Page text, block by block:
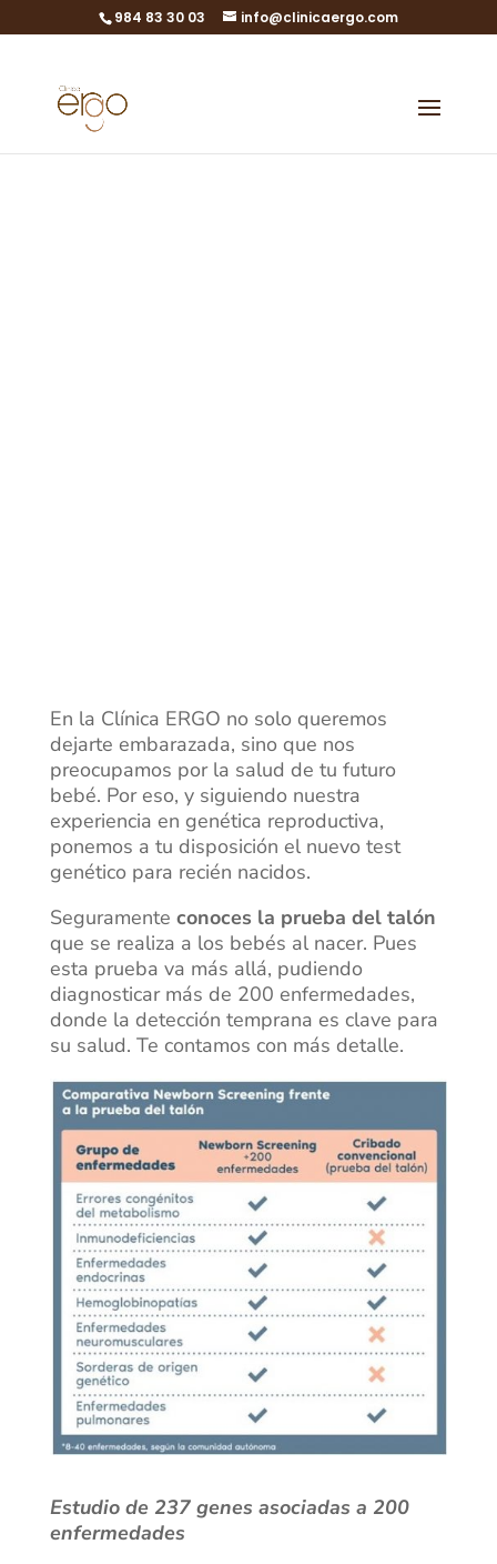
984 83 30 03 info@clinicaergo.com
En la Clínica ERGO no solo queremos
dejarte embarazada, sino que nos
preocupamos por la salud de tu futuro
bebé. Por eso, y siguiendo nuestra
experiencia en genética reproductiva,
ponemos a tu disposición el nuevo test
genético para recién nacidos.
Seguramente conoces la prueba del talón
que se realiza a los bebés al nacer. Pues
esta prueba va más allá, pudiendo
diagnosticar más de 200 enfermedades,
donde la detección temprana es clave para
su salud. Te contamos con más detalle.
Estudio de 237 genes asociadas a 200
enfermedades